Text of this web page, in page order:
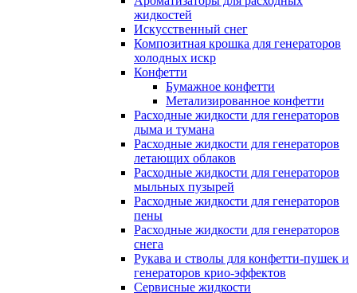
жидкостей
Искусственный снег
Композитная крошка для генераторов
холодных искр
Конфетти
Бумажное конфетти
Метализированное конфетти
Расходные жидкости для генераторов
дыма и тумана
Расходные жидкости для генераторов
летающих облаков
Расходные жидкости для генераторов
мыльных пузырей
Расходные жидкости для генераторов
пены
Расходные жидкости для генераторов
снега
Рукава и стволы для конфетти-пушек и
генераторов крио-эффектов
Сервисные жидкости